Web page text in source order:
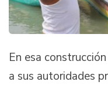
En esa
a sus autoridades